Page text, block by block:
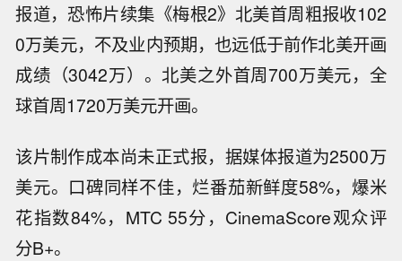
报道，恐怖片续集《梅根2》北美首周粗报收102
0万美元，不及业内预期，也远低于前作北美开画
成绩（3042万）。北美之外首周700万美元，全
球首周1720万美元开画。
该片制作成本尚未正式报，据媒体报道为2500万
美元。口碑同样不佳，烂番茄新鲜度58%，爆米
花指数84%，MTC 55分，CinemaScore观众评
分B+。